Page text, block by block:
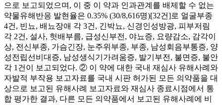
으로 보고되었으며, 이 중 이 약과 인과관계를 배제할 수 없는
약물유해반응 발현율은 0.35% (30/8,616명)[32건]로 얼굴부종
4건, 빈뇨, 배뇨장애 각 3건, 긴박뇨, 신경인성방광, 피부저림
각 2건, 설사, 헛배부름, 급성신부전, 야뇨증, 요량감소, 감각이
상, 전신부종, 가슴긴장, 눈주위부종, 부종, 남성회음부통증, 양
성전립선비대증, 남성생식기가려움증, 발기부전, 불면증, 불안
각 1건이 보고되었다. ② 이 약에 대한 국내 재심사 유해사례와
자발적 부작용 보고자료를 국내 시판 허가된 모든 의약품을 대
상으로 보고된 유해사례 보고자료와 재심사 종료시점에서 통
합 평가한 결과, 다른 모든 의약품에서 보고된 유해사례에 비